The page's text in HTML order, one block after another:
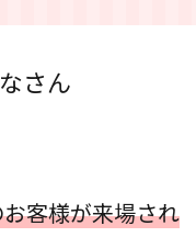
さん
客様が来場され